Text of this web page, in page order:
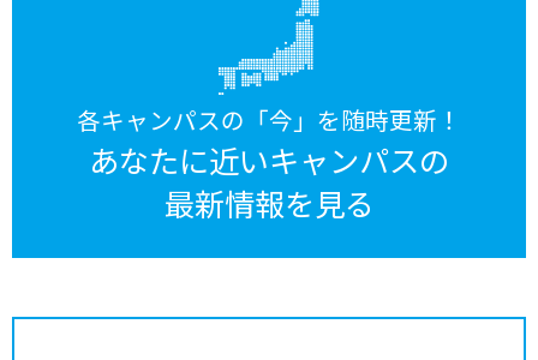
各キャンパスの「今」を随時更新！
あなたに近いキャンパスの
最新情報を見る